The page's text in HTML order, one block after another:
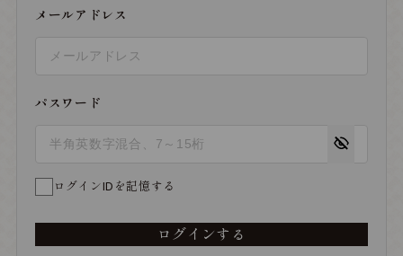
メールアドレス
パスワード
ログインIDを記憶する
ログインする